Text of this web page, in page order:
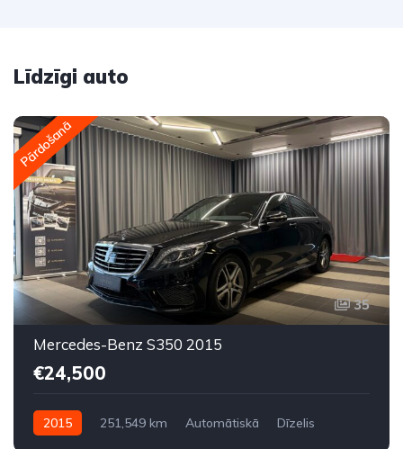
Līdzīgi auto
Pārdošanā
35
Mercedes-Benz S350 2015
€24,500
2015 251,549 km Automātiskā
Dīzelis